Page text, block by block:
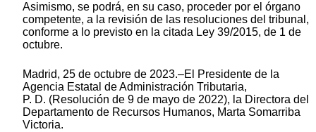
Asimismo, se podrá, en su caso, proceder por el órgano
competente, a la revisión de las resoluciones del tribunal,
conforme a lo previsto en la citada Ley 39/2015, de 1 de
octubre.
Madrid, 25 de octubre de 2023.–El Presidente de la
Agencia Estatal de Administración Tributaria,
P. D. (Resolución de 9 de mayo de 2022), la Directora del
Departamento de Recursos Humanos, Marta Somarriba
Victoria.